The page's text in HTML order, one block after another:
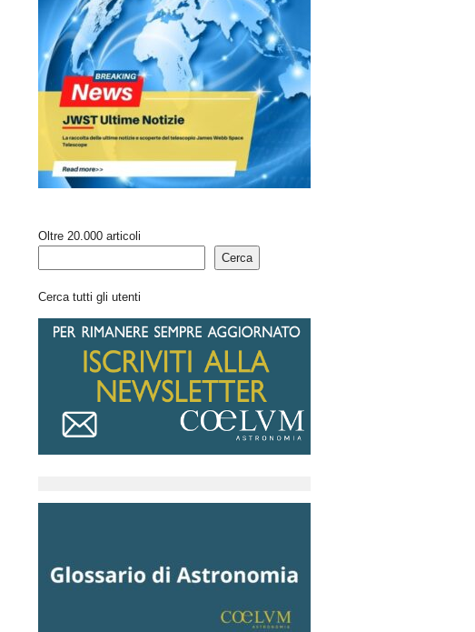
Oltre 20.000 articoli
Cerca
Cerca tutti gli utenti